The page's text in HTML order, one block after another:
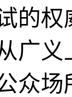
的
广
众